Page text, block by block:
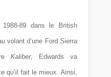
89 dans le British
volant d’une Ford Sierra
Kaliber, Edwards va
qu’il fait le mieux. Ainsi,